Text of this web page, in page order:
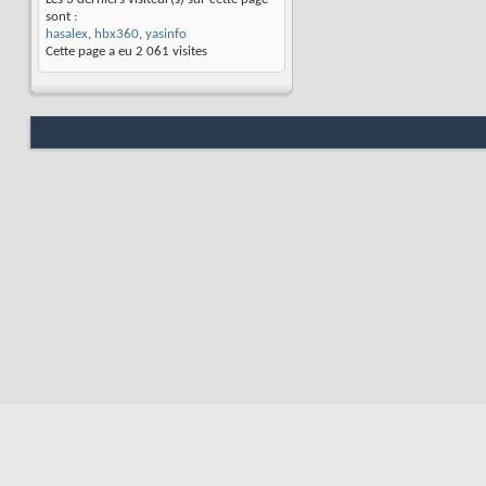
sont :
hasalex, hbx360, yasinfo
Cette page a eu 2 061 visites